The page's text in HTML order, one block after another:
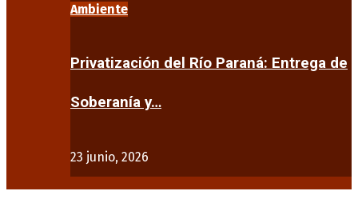
Ambiente
Privatización del Río Paraná: Entrega de
Soberanía y…
23 junio, 2026